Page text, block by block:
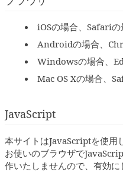
iOSの場合、Safariの
Androidの場合、
Windowsの場合、
Mac OS Xの場合、
JavaScript
本サイトはJavaScriptを使用
お使いのブラウザで
作いたしませんので、有効に